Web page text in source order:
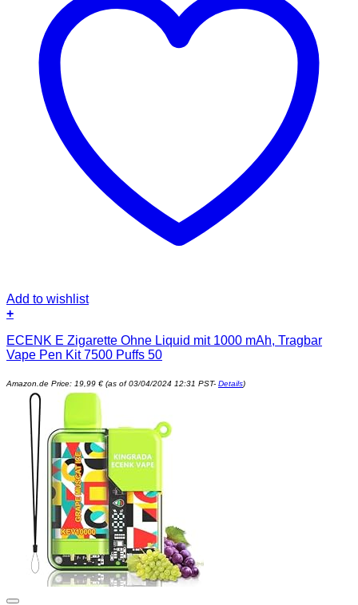
Add to wishlist
+
ECENK E Zigarette Ohne Liquid mit 1000 mAh, Tragbar
Vape Pen Kit 7500 Puffs 50
Amazon.de Price: 19,99 € (as of 03/04/2024 12:31 PST- Details)